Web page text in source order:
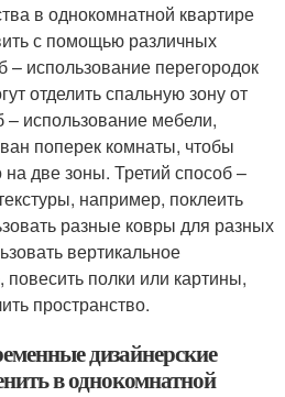
в однокомнатной квартире
с помощью различных
использование перегородок
отделить спальную зону от
– использование мебели,
поперек комнаты, чтобы
на две зоны. Третий способ –
например, поклеить
разные ковры для разных
вертикальное
полки или картины,
пространство.
дизайнерские
в однокомнатной